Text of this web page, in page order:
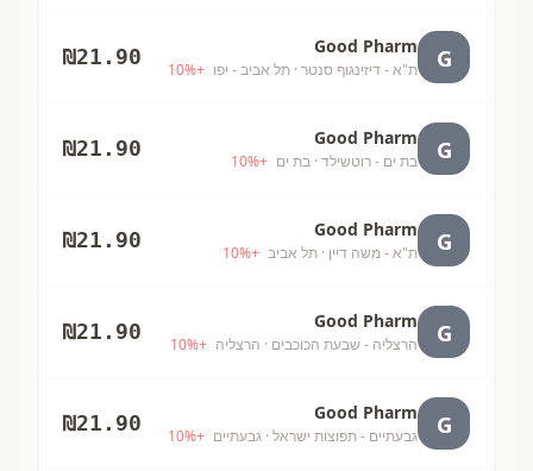
G
Good Pharm
ת"א - דיזינגוף סנטר · תל אביב - יפו +
10%
₪21.90
G
Good Pharm
בת ים - רוטשילד · בת ים +
10%
₪21.90
G
Good Pharm
ת"א - משה דיין · תל אביב +
10%
₪21.90
G
Good Pharm
הרצליה - שבעת הכוכבים · הרצליה +
10%
₪21.90
G
Good Pharm
גבעתיים - תפוצות ישראל · גבעתיים +
10%
₪21.90